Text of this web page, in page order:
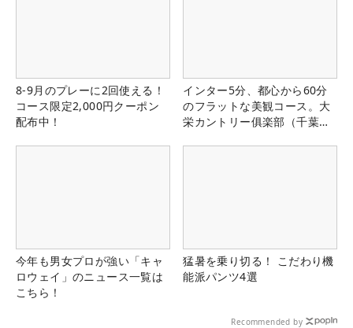
8-9月のプレーに2回使える！
コース限定2,000円クーポン
配布中！
インター5分、都心から60分
のフラットな美観コース。大
栄カントリー俱楽部（千葉
今年も男女プロが強い「キャ
ロウェイ」のニュース一覧は
こちら！
猛暑を乗り切る！ こだわり機
能派パンツ4選
Recommended by